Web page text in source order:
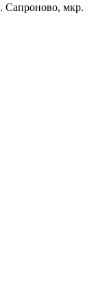
Сапроново, мкр.